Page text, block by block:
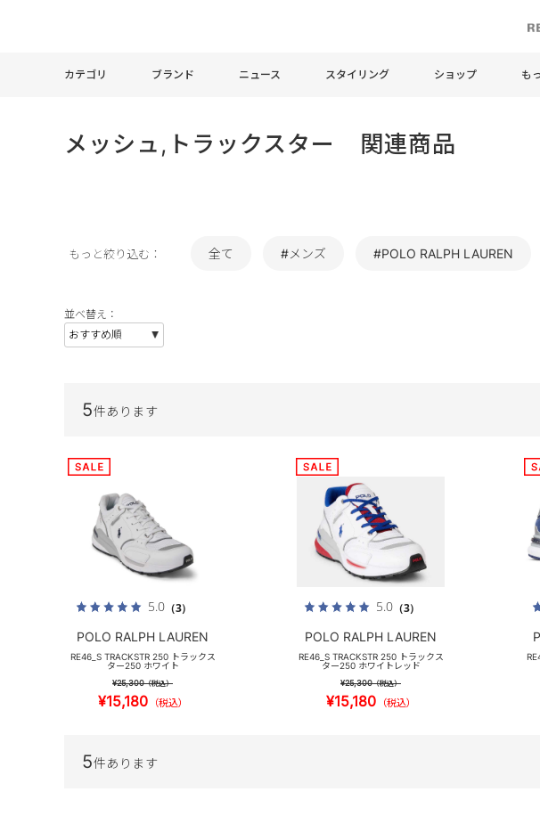
カテゴリ ブランド ニュース スタイリング ショップ も
メッシュ,トラックスター 関連商品
もっと絞り込む： 全て #メンズ #POLO RALPH LAUREN
並べ替え：
5件あります
5.0（3）
POLO RALPH LAUREN
RE46_S TRACKSTR 250 トラックス
ター250 ホワイト
¥25,300（税込）
¥15,180 （税込）
5.0（3）
POLO RALPH LAUREN
RE46_S TRACKSTR 250 トラックス
ター250 ホワイトレッド
¥25,300（税込）
¥15,180 （税込）
5件あります